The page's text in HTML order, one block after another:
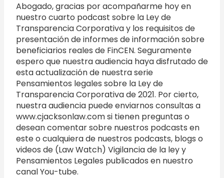
Abogado, gracias por acompañarme hoy en
nuestro cuarto podcast sobre la Ley de
Transparencia Corporativa y los requisitos de
presentación de informes de información sobre
beneficiarios reales de FinCEN. Seguramente
espero que nuestra audiencia haya disfrutado de
esta actualización de nuestra serie
Pensamientos legales sobre la Ley de
Transparencia Corporativa de 2021. Por cierto,
nuestra audiencia puede enviarnos consultas a
www.cjacksonlaw.com si tienen preguntas o
desean comentar sobre nuestros podcasts en
este o cualquiera de nuestros podcasts, blogs o
videos de (Law Watch) Vigilancia de la ley y
Pensamientos Legales publicados en nuestro
canal You-tube.